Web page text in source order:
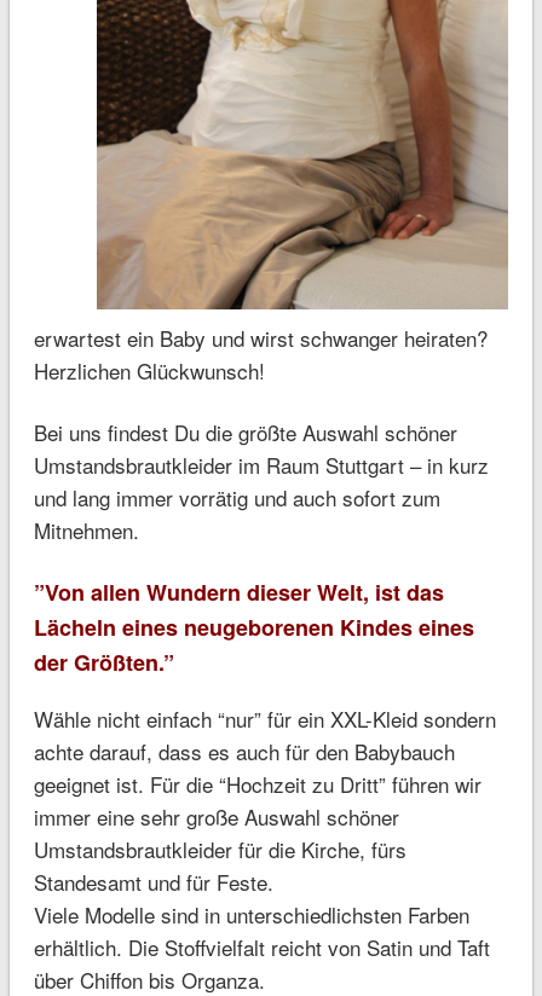
erwartest ein Baby und wirst schwanger heiraten?
Herzlichen Glückwunsch!
Bei uns findest Du die größte Auswahl schöner
Umstandsbrautkleider im Raum Stuttgart – in kurz
und lang immer vorrätig und auch sofort zum
Mitnehmen.
”Von allen Wundern dieser Welt, ist das
Lächeln eines neugeborenen Kindes eines
der Größten.”
Wähle nicht einfach “nur” für ein XXL-Kleid sondern
achte darauf, dass es auch für den Babybauch
geeignet ist. Für die “Hochzeit zu Dritt” führen wir
immer eine sehr große Auswahl schöner
Umstandsbrautkleider für die Kirche, fürs
Standesamt und für Feste.
Viele Modelle sind in unterschiedlichsten Farben
erhältlich. Die Stoffvielfalt reicht von Satin und Taft
über Chiffon bis Organza.